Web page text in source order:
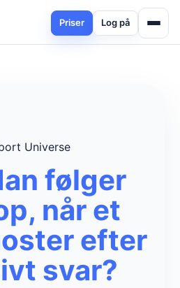
Priser Log på
Universe
følger
når et
efter
svar?